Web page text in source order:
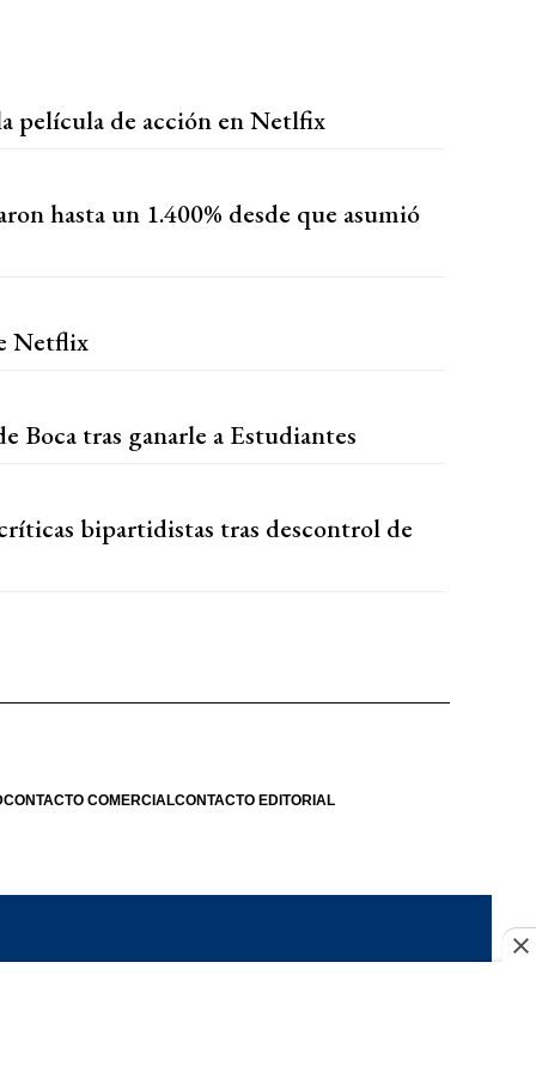
película de acción en Netlfix
hasta un 1.400% desde que asumió
Netflix
Boca tras ganarle a Estudiantes
bipartidistas tras descontrol de
CONTACTO COMERCIALCONTACTO EDITORIAL